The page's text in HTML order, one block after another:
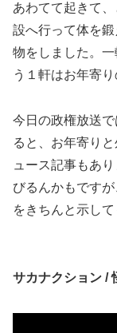
あわてて起きて
設へ行って体を
物をしました。
う１軒はお年寄り
今日の政権放送
ると、お年寄り
ュース記事もあ
びるんかもです
をきちんと示して
サカナクション /